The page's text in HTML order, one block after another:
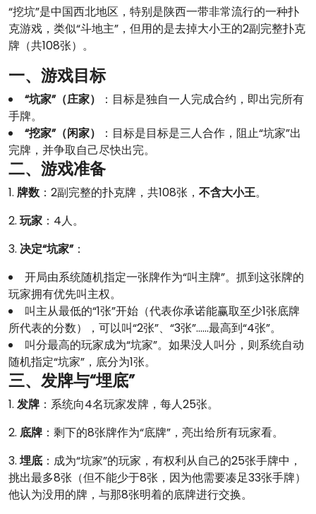
“挖坑”是中国西北地区，特别是陕西一带非常流行的一种扑
克游戏，类似“斗地主”，但用的是去掉大小王的2副完整扑克
牌（共108张）。
一、游戏目标
“坑家”（庄家）
：目标是独自一人完成合约，即出完所有
手牌。
“挖家”（闲家）
：目标是目标是三人合作，阻止“坑家”出
完牌，并争取自己尽快出完。
二、游戏准备
1. 牌数：2副完整的扑克牌，共108张， 不含大小王。
2. 玩家 ：4人。
3. 决定“坑家”：
开局由系统随机指定一张牌作为“叫主牌”。抓到这张牌的
玩家拥有优先叫主权。
叫主从最低的“1张”开始（代表你承诺能赢取至少1张底牌
所代表的分数），可以叫“2张”、“3张”……最高到“4张”。
叫分最高的玩家成为“坑家”。如果没人叫分，则系统自动
随机指定“坑家”，底分为1张。
三、发牌与“埋底”
1. 发牌 ：系统向4名玩家发牌，每人25张。
2. 底牌 ：剩下的8张牌作为“底牌”，亮出给所有玩家看。
3. 埋底 ：成为“坑家”的玩家，有权利从自己的25张手牌中，
挑出最多8张（但不能少于8张，因为他需要凑足33张手牌）
他认为没用的牌，与那8张明着的底牌进行交换。